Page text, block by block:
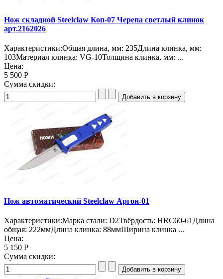
Нож складной Steelclaw Коп-07 Черепа светлый клинок
арт.2162026
Характеристики:Общая длина, мм: 235Длина клинка, мм:
103Материал клинка: VG-10Толщина клинка, мм: ...
Цена:
5 500 Р
Сумма скидки:
Нож автоматический Steelclaw Аргон-01
Характеристики:Марка стали: D2Твёрдость: HRC60-61Длина
общая: 222ммДлина клинка: 88ммШирина клинка ...
Цена:
5 150 Р
Сумма скидки: